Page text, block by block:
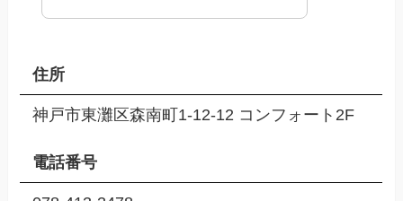
住所
神戸市東灘区森南町1-12-12 コンフォート2F
電話番号